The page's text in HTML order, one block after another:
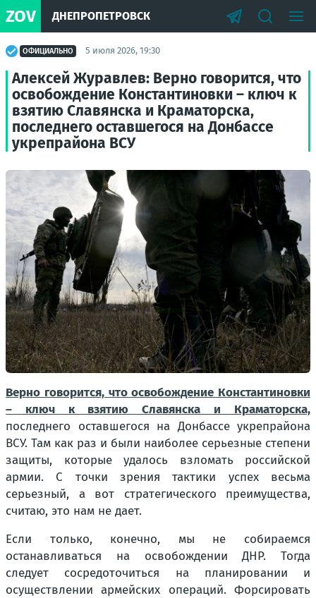
ZOV ДНЕПРОПЕТРОВСК
ОФИЦИАЛЬНО 5 июля 2026, 19:30
Алексей Журавлев: Верно говорится, что
освобождение Константиновки – ключ к
взятию Славянска и Краматорска,
последнего оставшегося на Донбассе
укрепрайона ВСУ
Верно говорится, что освобождение Константиновки
– ключ к взятию Славянска и Краматорска,
последнего оставшегося на Донбассе укрепрайона
ВСУ. Там как раз и были наиболее серьезные степени
защиты, которые удалось взломать российской
армии. С точки зрения тактики успех весьма
серьезный, а вот стратегического преимущества,
считаю, это нам не дает.
Если только, конечно, мы не собираемся
останавливаться на освобождении ДНР. Тогда
следует сосредоточиться на планировании и
осуществлении армейских операций. Форсировать